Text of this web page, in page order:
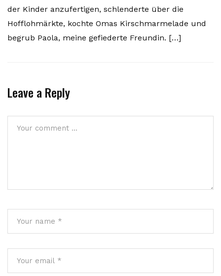
der Kinder anzufertigen, schlenderte über die
Hofflohmärkte, kochte Omas Kirschmarmelade und
begrub Paola, meine gefiederte Freundin. […]
Leave a Reply